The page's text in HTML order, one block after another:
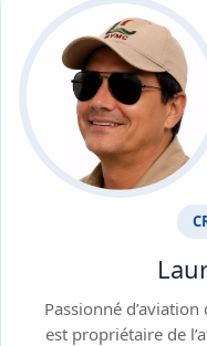
Passionné
est propriétaire de